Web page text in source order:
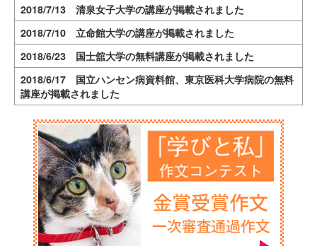
2018/7/13 清泉女子大学の講座が掲載されました
2018/7/10 立命館大学の講座が掲載されました
2018/6/23 国士舘大学の無料講座が掲載されました
2018/6/17 国立ハンセン病資料館、東京医科大学病院の無料
講座が掲載されました